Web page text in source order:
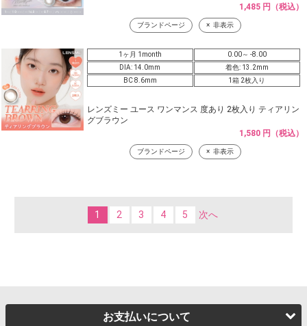
1,485 円（税込）
ブランドページ 非表示
1ヶ月 1month
0.00～ -8.00
DIA: 14.0mm
着色: 13.2mm
BC 8.6mm
1箱 2枚入り
レンズミー ユース ワンマンス 度あり 2枚入り ティアリン
グブラウン
1,580 円（税込）
ブランドページ 非表示
1 2 3 4 5 次へ
お支払いについて